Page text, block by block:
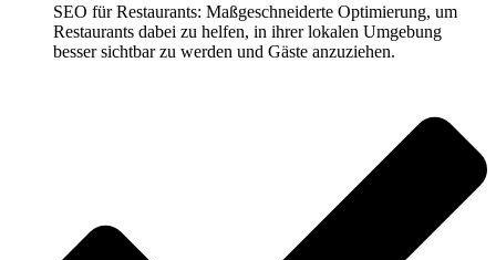
SEO für Restaurants: Maßgeschneiderte Optimierung, um
Restaurants dabei zu helfen, in ihrer lokalen Umgebung
besser sichtbar zu werden und Gäste anzuziehen.